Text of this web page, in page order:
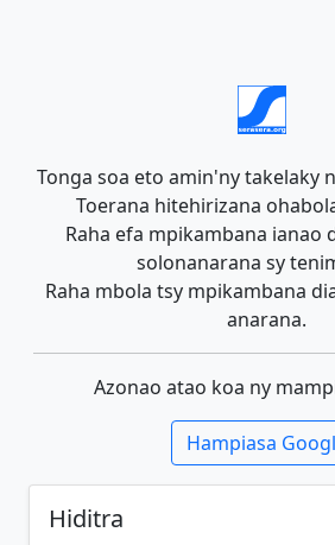
Tonga soa eto amin'ny takelaky
Toerana hitehirizana
Raha efa mpikambana ianao
solonanarana sy
Raha mbola tsy mpikambana
anarana.
Azonao atao koa ny
Hampiasa
Hiditra